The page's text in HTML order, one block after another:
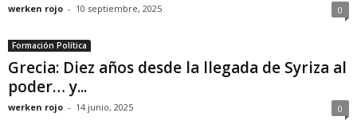
werken rojo - 10 septiembre, 2025 0
Formación Política
Grecia: Diez años desde la llegada de Syriza al
poder… y...
werken rojo - 14 junio, 2025 0